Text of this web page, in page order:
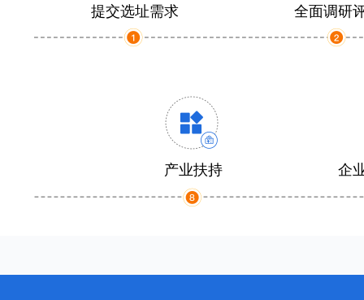
提交选址需求 全面调研
产业扶持 企